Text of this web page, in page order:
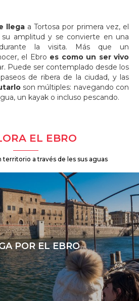
llegaa Tortosa por primera vez, el
su amplitud y se convierte en una
durante la visita. Más que un
el Ebro es como un ser vivo
Puede ser contemplado desde los
de ribera de la ciudad, y las
son múltiples: navegando con
un kayak o incluso pescando.
EL EBRO
territorio a través de les sus aguas
POR EL EBRO